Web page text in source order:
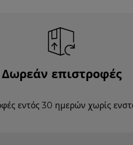
Δωρεάν επιστροφές
εντός 30 ημερών χωρίς